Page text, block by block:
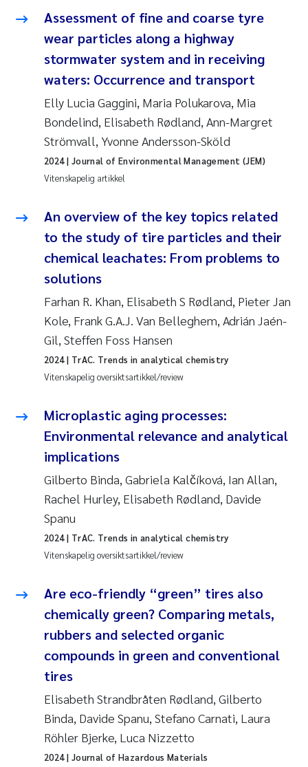
Assessment of fine and coarse tyre
wear particles along a highway
stormwater system and in receiving
waters: Occurrence and transport
Elly Lucia Gaggini, Maria Polukarova, Mia
Bondelind, Elisabeth Rødland, Ann-Margret
Strömvall, Yvonne Andersson-Sköld
Vitenskapelig artikkel
2024| Journal of Environmental Management (JEM)
An overview of the key topics related
to the study of tire particles and their
chemical leachates: From problems to
solutions
Farhan R. Khan, Elisabeth S Rødland, Pieter Jan
Kole, Frank G.A.J. Van Belleghem, Adrián Jaén-
Gil, Steffen Foss Hansen
Vitenskapelig oversiktsartikkel/review
2024| TrAC. Trends in analytical chemistry
Microplastic aging processes:
Environmental relevance and analytical
implications
Gilberto Binda, Gabriela Kalčíková, Ian Allan,
Rachel Hurley, Elisabeth Rødland, Davide
Spanu
Vitenskapelig oversiktsartikkel/review
2024| TrAC. Trends in analytical chemistry
Are eco-friendly “green” tires also
chemically green? Comparing metals,
rubbers and selected organic
compounds in green and conventional
tires
Elisabeth Strandbråten Rødland, Gilberto
Binda, Davide Spanu, Stefano Carnati, Laura
Röhler Bjerke, Luca Nizzetto
2024| Journal of Hazardous Materials